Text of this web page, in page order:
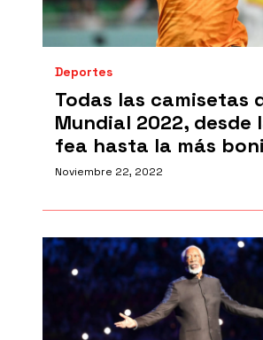
Deportes
Todas las camisetas
Mundial 2022, desde
fea hasta la más
Noviembre 22, 2022